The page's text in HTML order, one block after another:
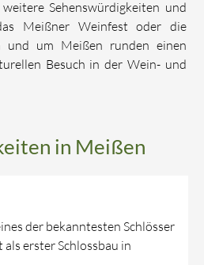
Sehenswürdigkeiten und
Meißner Weinfest oder die
und um Meißen runden einen
Besuch in der Wein- und
in Meißen
der bekanntesten Schlösser
erster Schlossbau in